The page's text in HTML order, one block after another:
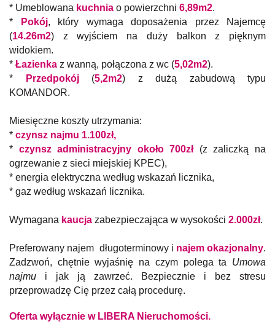
* Umeblowana kuchnia o powierzchni 6,89m2.
*
Pokój, który wymaga doposażenia przez Najemcę
(14.26m2) z wyjściem na duży balkon z pięknym
widokiem.
* Łazienka z wanną, połączona z wc (5,02m2).
*
Przedpokój (5,2m2) z dużą zabudową typu
KOMANDOR.
Miesięczne koszty utrzymania:
* czynsz najmu 1.100zł,
* czynsz administracyjny około 700zł(z zaliczką na
ogrzewanie z sieci miejskiej KPEC),
* energia elektryczna według wskazań licznika,
* gaz według wskazań licznika.
Wymagana kaucja zabezpieczająca w wysokości 2.000zł.
Preferowany najem długoterminowy i najem okazjonalny.
Zadzwoń, chętnie wyjaśnię na czym polega ta Umowa
najmu i jak ją zawrzeć. Bezpiecznie i bez stresu
przeprowadzę Cię przez całą procedurę.
Oferta wyłącznie w LIBERA Nieruchomości.